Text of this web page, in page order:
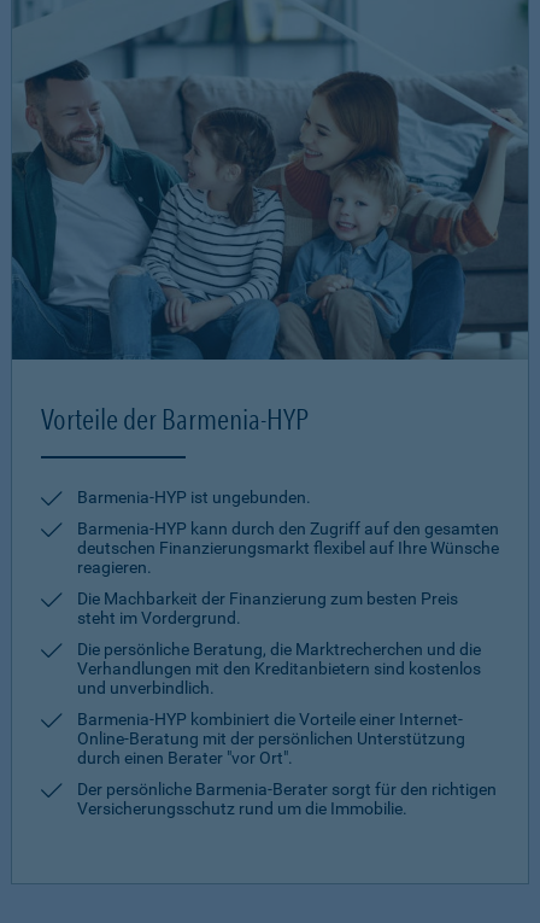
Vorteile der Barmenia-HYP
Barmenia-HYP ist ungebunden.
Barmenia-HYP kann durch den Zugriff auf den gesamten
deutschen Finanzierungsmarkt flexibel auf Ihre Wünsche
reagieren.
Die Machbarkeit der Finanzierung zum besten Preis
steht im Vordergrund.
Die persönliche Beratung, die Marktrecherchen und die
Verhandlungen mit den Kreditanbietern sind kostenlos
und unverbindlich.
Barmenia-HYP kombiniert die Vorteile einer Internet-
Online-Beratung mit der persönlichen Unterstützung
durch einen Berater "vor Ort".
Der persönliche Barmenia-Berater sorgt für den richtigen
Versicherungsschutz rund um die Immobilie.